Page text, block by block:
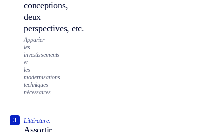
conceptions,
deux
perspectives, etc.
Apparier
les
investissements
et
les
modernisations
techniques
nécessaires.
Littérature.
Assortir
3